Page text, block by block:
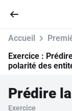
Accueil
Exercice :
polarité des
Exercice